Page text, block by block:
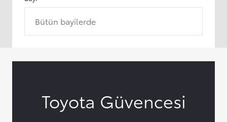
Bütün bayilerde
Toyota Güvencesi